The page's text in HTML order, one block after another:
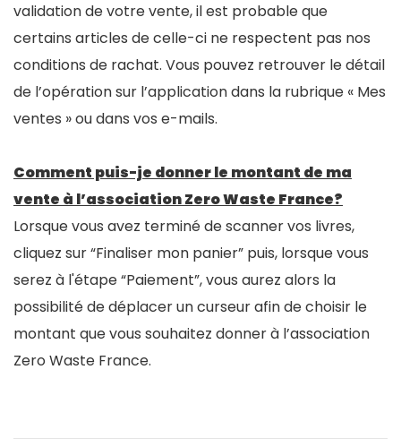
validation de votre vente, il est probable que
certains articles de celle-ci ne respectent pas nos
conditions de rachat. Vous pouvez retrouver le détail
de l’opération sur l’application dans la rubrique « Mes
ventes » ou dans vos e-mails.
Comment puis-je donner le montant de ma
vente à l’association Zero Waste France?
Lorsque vous avez terminé de scanner vos livres,
cliquez sur “Finaliser mon panier” puis, lorsque vous
serez à l'étape “Paiement”, vous aurez alors la
possibilité de déplacer un curseur afin de choisir le
montant que vous souhaitez donner à l’association
Zero Waste France.